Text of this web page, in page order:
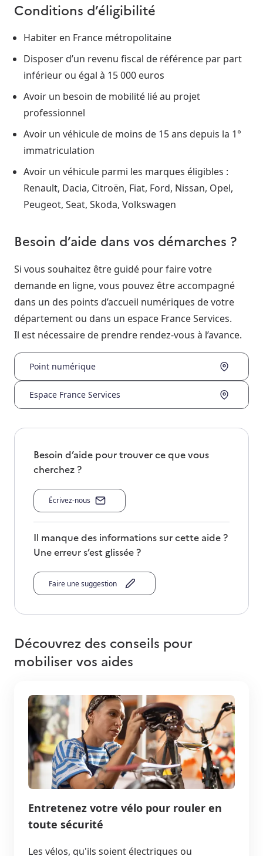
Conditions d’éligibilité
Habiter en France métropolitaine
Disposer d’un revenu fiscal de référence par part
inférieur ou égal à 15 000 euros
Avoir un besoin de mobilité lié au projet
professionnel
Avoir un véhicule de moins de 15 ans depuis la 1°
immatriculation
Avoir un véhicule parmi les marques éligibles :
Renault, Dacia, Citroën, Fiat, Ford, Nissan, Opel,
Peugeot, Seat, Skoda, Volkswagen
Besoin d’aide dans vos démarches ?
Si vous souhaitez être guidé pour faire votre
demande en ligne, vous pouvez être accompagné
dans un des points d’accueil numériques de votre
département ou dans un espace France Services.
Il est nécessaire de prendre rendez-vous à l’avance.
Point numérique
Espace France Services
Besoin d’aide pour trouver ce que vous
cherchez ?
Écrivez-nous
Il manque des informations sur cette aide ?
Une erreur s’est glissée ?
Faire une suggestion
Découvrez des conseils pour
mobiliser vos aides
Entretenez votre vélo pour rouler en
toute sécurité
Les vélos, qu'ils soient électriques ou